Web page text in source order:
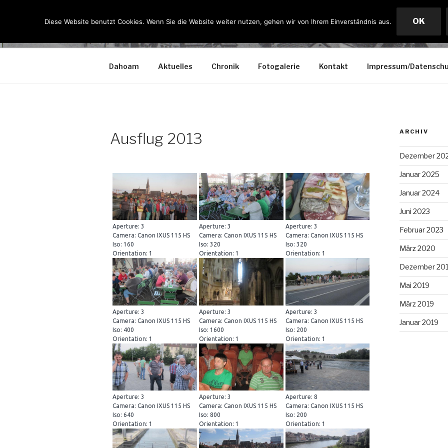
Dahoam Aktuelles Chronik Fotogalerie Kontakt Impressum/
Ausflug 2013
Aperture: 3
Camera: Canon IXUS 115 HS
Iso: 160
Orientation: 1
Aperture: 3
Camera: Canon IXUS 115 HS
Iso: 320
Orientation: 1
Aperture: 3
Camera: Canon IXUS 115 HS
Iso: 320
Orientation: 1
Aperture: 3
Camera: Canon IXUS 115 HS
Iso: 400
Orientation: 1
Aperture: 3
Camera: Canon IXUS 115 HS
Iso: 1600
Orientation: 1
Aperture: 3
Camera: Canon IXUS 115 HS
Iso: 200
Orientation: 1
Aperture: 3
Camera: Canon IXUS 115 HS
Iso: 640
Orientation: 1
Aperture: 3
Camera: Canon IXUS 115 HS
Iso: 800
Orientation: 1
Aperture: 8
Camera: Canon IXUS 115 HS
Iso: 200
Orientation: 1
ARCHIV
Dezember
Januar 2025
Januar 2024
Juni 2023
Februar 2023
März 2020
Dezember
Mai 2019
März 2019
Januar 2019
Diese Website benutzt Cookies. Wenn Sie die Website weiter nutzen, gehen wir von Ihrem Einverständnis aus. OK